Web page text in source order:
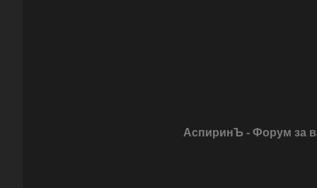
АспиринЪ - Форум за